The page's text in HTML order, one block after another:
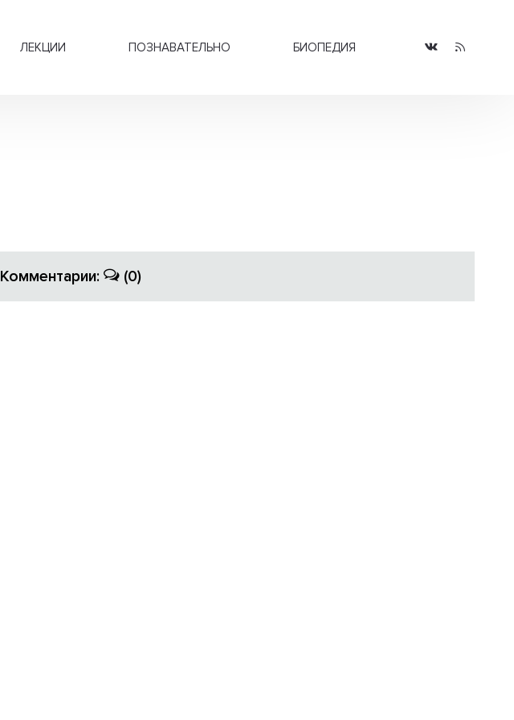
ЛЕКЦИИ ПОЗНАВАТЕЛЬНО БИОПЕДИЯ
Комментарии: (0)